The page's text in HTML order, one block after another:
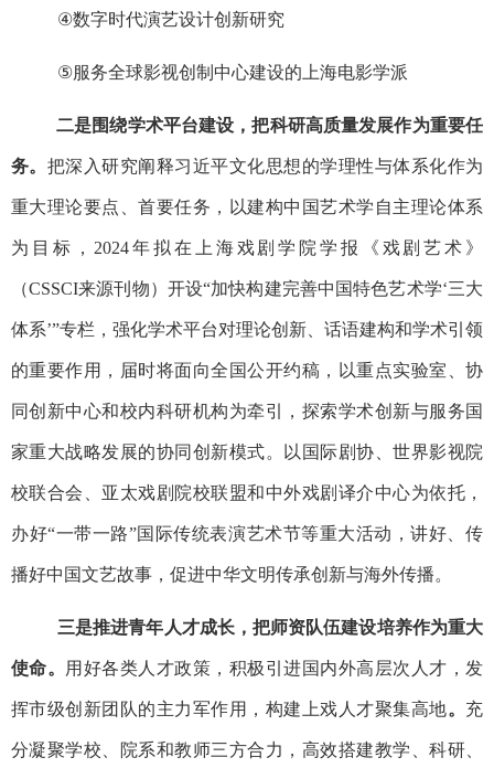
④数字时代演艺设计创新研究
⑤服务全球影视创制中心建设的上海电影学派
二是围绕学术平台建设，把科研高质量发展作为重要任
务。 把深入研究阐释习近平文化思想的学理性与体系化作为
重大理论要点、首要任务，以建构中国艺术学自主理论体系
为目标， 2024年拟在上海戏剧学院学报《戏剧艺术》
（CSSCI来源刊物）开设“加快构建完善中国特色艺术学‘三大
体系’”专栏，强化学术平台对理论创新、话语建构和学术引领
的重要作用，届时将面向全国公开约稿，以重点实验室、协
同创新中心和校内科研机构为牵引，探索学术创新与服务国
家重大战略发展的协同创新模式。 以国际剧协、世界影视院
校联合会、亚太戏剧院校联盟和中外戏剧译介中心为依托，
办好“一带一路”国际传统表演艺术节等重大活动，讲好、传
播好中国文艺故事，促进中华文明传承创新与海外传播。
三是推进青年人才成长，把师资队伍建设培养作为重大
使命。 用好各类人才政策，积极引进国内外高层次人才，发
挥市级创新团队的主力军作用，构建上戏人才聚集高地。 充
分凝聚学校、院系和教师三方合力，高效搭建教学、科研、